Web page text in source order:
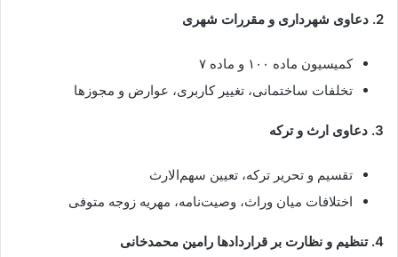
2. دعاوی شهرداری و مقررات شهری
کمیسیون ماده ۱۰۰ و ماده ۷
تخلفات ساختمانی، تغییر کاربری، عوارض و مجوزها
3. دعاوی ارث و ترکه
تقسیم و تحریر ترکه، تعیین سهم‌الارث
اختلافات میان وراث، وصیت‌نامه، مهریه زوجه متوفی
4. تنظیم و نظارت بر قراردادها رامین محمدخانی